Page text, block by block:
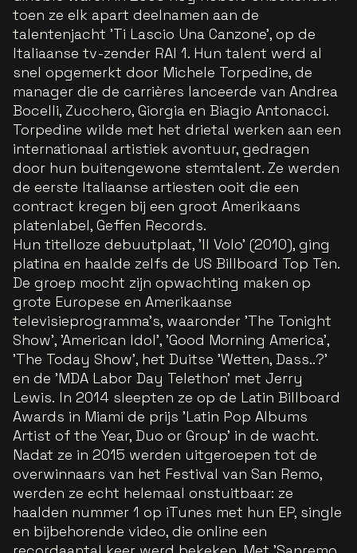
toen ze elk apart deelnamen aan de
talentenjacht 'Ti Lascio Una Canzone', op de
Italiaanse tv-zender RAI 1. Hun talent werd al
snel opgemerkt door Michele Torpedine, de
manager die de carrières lanceerde van Andrea
Bocelli, Zucchero, Giorgia en Biagio Antonacci.
Torpedine wilde met het drietal werken aan een
internationaal artistiek avontuur, gedragen
door hun buitengewone stemtalent. Ze werden
de eerste Italiaanse artiesten ooit die een
contract kregen bij een groot Amerikaans
platenlabel, Geffen Records.
Hun titelloze debuutplaat, 'Il Volo' (2010), ging
platina en haalde zelfs de US Billboard Top Ten.
De groep mocht zijn opwachting maken op
grote Europese en Amerikaanse
televisieprogramma's, waaronder 'The Tonight
Show', 'American Idol', 'Good Morning America',
'The Today Show', het Duitse 'Wetten, Dass..?'
en de 'MDA Labor Day Telethon' met Jerry
Lewis. In 2014 sleepten ze op de Latin Billboard
Awards in Miami de prijs 'Latin Pop Albums
Artist of the Year, Duo or Group' in de wacht.
Nadat ze in 2015 werden uitgeroepen tot de
overwinnaars van het Festival van San Remo,
werden ze echt helemaal onstuitbaar: ze
haalden nummer 1 op iTunes met hun EP, single
en bijbehorende video, die online een